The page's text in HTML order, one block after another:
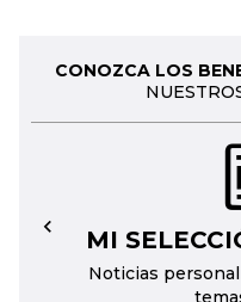
CONOZCA LOS
MI
Noticias
←